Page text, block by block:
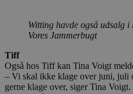
Witting havde også udsalg i
Vores Jammerbugt
Tiff
Også hos Tiff kan Tina Voigt
– Vi skal ikke klage over juni, juli
gerne klage over, siger Tina Voigt.